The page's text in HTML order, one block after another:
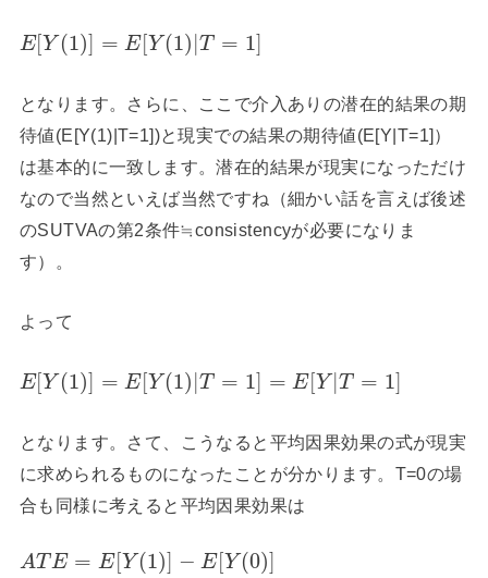
E[Y (1)] = E[Y (1) |T = 1]
となります。さらに、ここで介入ありの潜在的結果の期
待値(E[Y(1)|T=1])と現実での結果の期待値(E[Y|T=1]）
は基本的に一致します。潜在的結果が現実になっただけ
なので当然といえば当然ですね（細かい話を言えば後述
のSUTVAの第2条件≒consistencyが必要になりま
す）。
よって
E[Y (1)] = E[Y (1) |T = 1] = E[Y |T = 1]
となります。さて、こうなると平均因果効果の式が現実
に求められるものになったことが分かります。T=0の場
合も同様に考えると平均因果効果は
AT E = E[ Y (1)] − E[ Y (0)]